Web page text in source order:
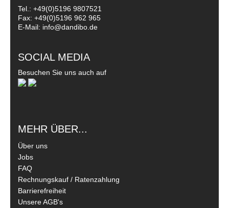
Tel.: +49(0)5196 9807521
Fax: +49(0)5196 962 965
E-Mail: info@dandibo.de
SOCIAL MEDIA
Besuchen Sie uns auch auf
MEHR ÜBER...
Über uns
Jobs
FAQ
Rechnungskauf / Ratenzahlung
Barrierefreiheit
Unsere AGB's